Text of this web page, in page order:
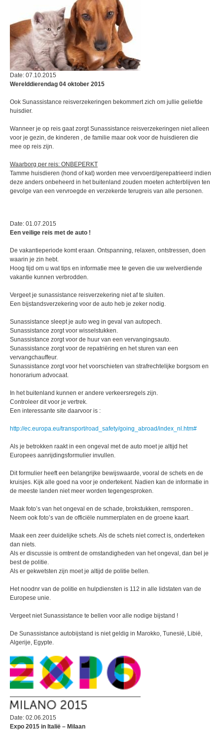
Date: 07.10.2015
Werelddierendag 04 oktober 2015
Ook Sunassistance reisverzekeringen bekommert zich om jullie geliefde
huisdier.
Wanneer je op reis gaat zorgt Sunassistance reisverzekeringen niet alleen
voor je gezin, de kinderen , de familie maar ook voor de huisdieren die
mee op reis zijn.
Waarborg per reis: ONBEPERKT
Tamme huisdieren (hond of kat) worden mee vervoerd/gerepatrieerd indien
deze anders onbeheerd in het buitenland zouden moeten achterblijven ten
gevolge van een vervroegde en verzekerde terugreis van alle personen.
Date: 01.07.2015
Een veilige reis met de auto !
De vakantieperiode komt eraan. Ontspanning, relaxen, ontstressen, doen
waarin je zin hebt.
Hoog tijd om u wat tips en informatie mee te geven die uw welverdiende
vakantie kunnen verbrodden.
Vergeet je sunassistance reisverzekering niet af te sluiten.
Een bijstandsverzekering voor de auto heb je zeker nodig.
Sunassistance sleept je auto weg in geval van autopech.
Sunassistance zorgt voor wisselstukken.
Sunassistance zorgt voor de huur van een vervangingsauto.
Sunassistance zorgt voor de repatriëring en het sturen van een
vervangchauffeur.
Sunassistance zorgt voor het voorschieten van strafrechtelijke borgsom en
honorarium advocaat.
In het buitenland kunnen er andere verkeersregels zijn.
Controleer dit voor je vertrek.
Een interessante site daarvoor is :
http://ec.europa.eu/transport/road_safety/going_abroad/index_nl.htm#
Als je betrokken raakt in een ongeval met de auto moet je altijd het
Europees aanrijdingsformulier invullen.
Dit formulier heeft een belangrijke bewijswaarde, vooral de schets en de
kruisjes. Kijk alle goed na voor je ondertekent. Nadien kan de informatie in
de meeste landen niet meer worden tegengesproken.
Maak foto’s van het ongeval en de schade, brokstukken, remsporen..
Neem ook foto’s van de officiële nummerplaten en de groene kaart.
Maak een zeer duidelijke schets. Als de schets niet correct is, onderteken
dan niets.
Als er discussie is omtrent de omstandigheden van het ongeval, dan bel je
best de politie.
Als er gekwetsten zijn moet je altijd de politie bellen.
Het noodnr van de politie en hulpdiensten is 112 in alle lidstaten van de
Europese unie.
Vergeet niet Sunassistance te bellen voor alle nodige bijstand !
De Sunassistance autobijstand is niet geldig in Marokko, Tunesië, Libië,
Algerije, Egypte.
Date: 02.06.2015
Expo 2015 in Italië – Milaan